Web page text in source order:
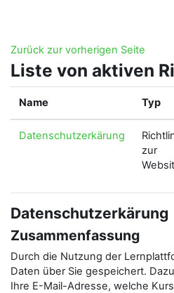
Zurück zur vorherigen Seite
Liste von aktiven
Name Typ
Datenschutzerkärung
zur
Datenschutzerkärung
Zusammenfassung
Durch die Nutzung der
Daten über Sie gespeichert.
Ihre E-Mail-Adresse, welche